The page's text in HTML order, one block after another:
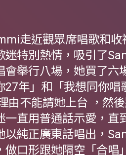
走近觀眾席唱歌和收
迷特別熱情，吸引了
會舉行八場，她買了六
27年」和「我想同你唱
由不能請她上台 ，然
一直用普通話示愛，直
以純正廣東話唱出，
做口形跟她隔空「合唱